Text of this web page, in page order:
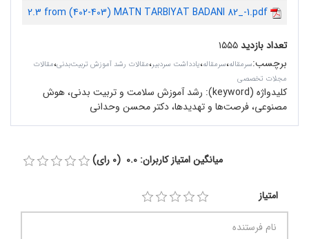
2.3 from (402-403) MATN TARBIYAT BADANI 82_-1.pdf
تعداد بازدید۱۵۵۵
برچسب:سرمقاله‌،سرمقاله،یادداشت سردبیر،مقالات رشد آموزش تربیت‌بدنی،مقالات
مجلات تخصصی
کلیدواژه (keyword):
رشد آموزش سلامت و تربیت بدنی، هوش
مصنوعی، فرصت‌ها و تهدیدها، دکتر محسن وحدانی
میانگین امتیاز کاربران: 0.0 (0 رای)
امتیاز